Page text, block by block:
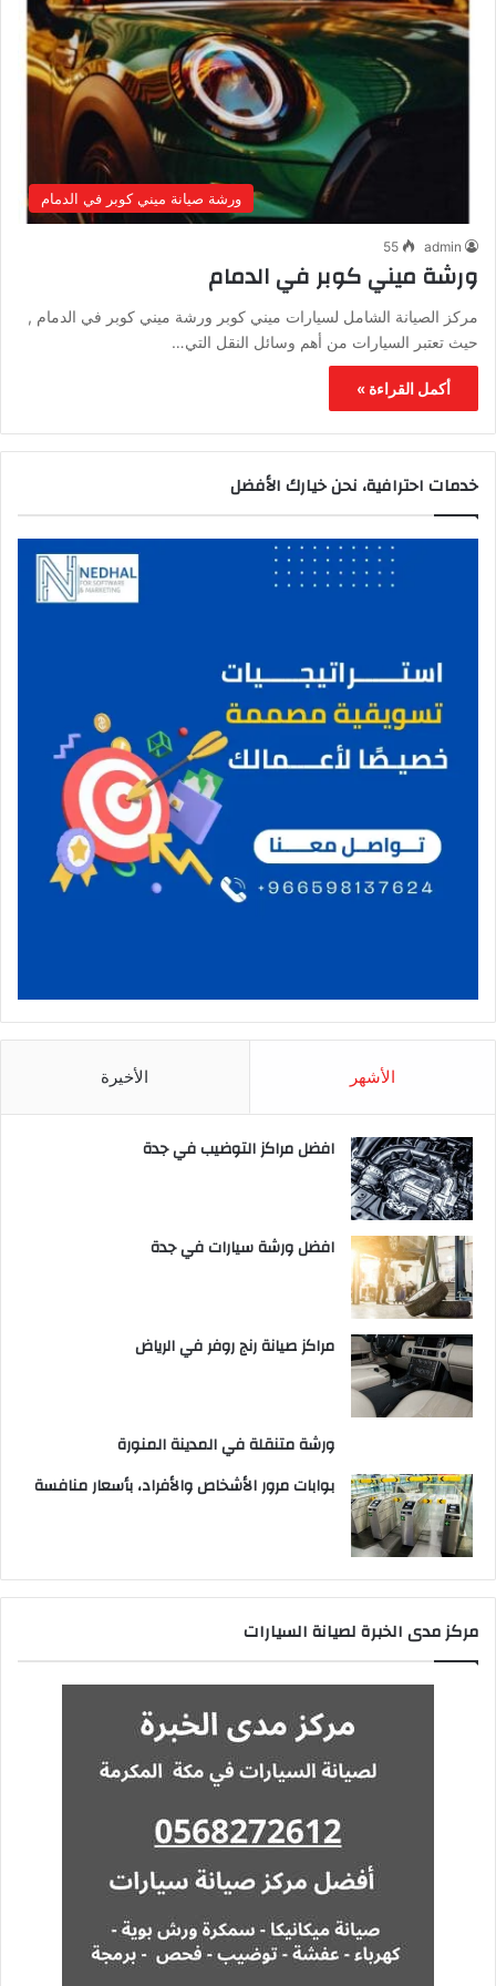
ورشة صيانة ميني كوبر في الدمام
admin
55
ورشة ميني كوبر في الدمام
مركز الصيانة الشامل لسيارات ميني كوبر ورشة ميني كوبر في الدمام ,
حيث تعتبر السيارات من أهم وسائل النقل التي…
أكمل القراءة »
خدمات احترافية، نحن خيارك الأفضل
الأشهر الأخيرة
افضل مراكز التوضيب في جدة
افضل ورشة سيارات في جدة
مراكز صيانة رنج روفر في الرياض
ورشة متنقلة في المدينة المنورة
بوابات مرور الأشخاص والأفراد، بأسعار منافسة
مركز مدى الخبرة لصيانة السيارات